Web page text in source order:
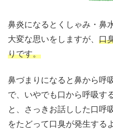
鼻炎になるとくしゃみ・鼻
大変な思いをしますが、 口
りです。
鼻づまりになると鼻から呼
で、いやでも口から呼吸す
と、さっきお話しした口呼
をたどって口臭が発生する